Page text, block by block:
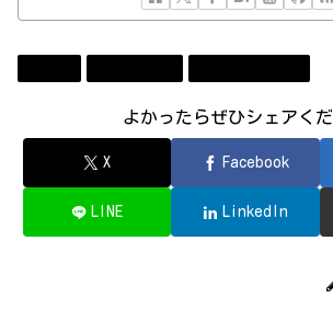
よかったらぜひシェアく
X Facebook
LINE LinkedIn